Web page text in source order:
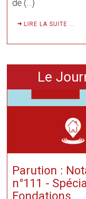
de (…)
LIRE LA SUITE ...
Le
Parution :
n°111 -
Fondations